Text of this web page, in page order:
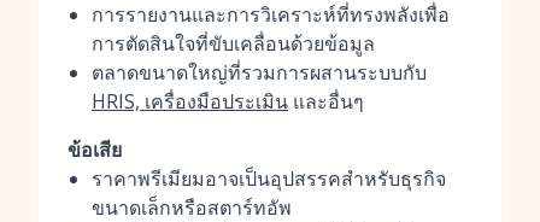
การรายงานและการวิเคราะห์ที่ทรงพลังเพื่อ
การตัดสินใจที่ขับเคลื่อนด้วยข้อมูล
ตลาดขนาดใหญ่ที่รวมการผสานระบบกับ
HRIS, เครื่องมือประเมิน และอื่นๆ
ข้อเสีย
ราคาพรีเมียมอาจเป็นอุปสรรคสำหรับธุรกิจ
ขนาดเล็กหรือสตาร์ทอัพ